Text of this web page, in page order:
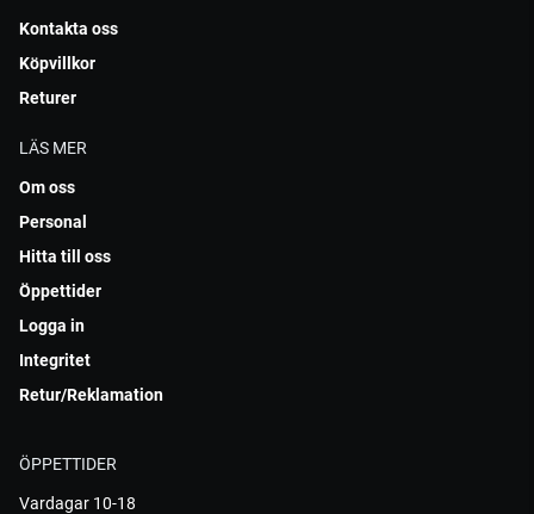
Kontakta oss
Köpvillkor
Returer
LÄS MER
Om oss
Personal
Hitta till oss
Öppettider
Logga in
Integritet
Retur/Reklamation
ÖPPETTIDER
Vardagar 10-18